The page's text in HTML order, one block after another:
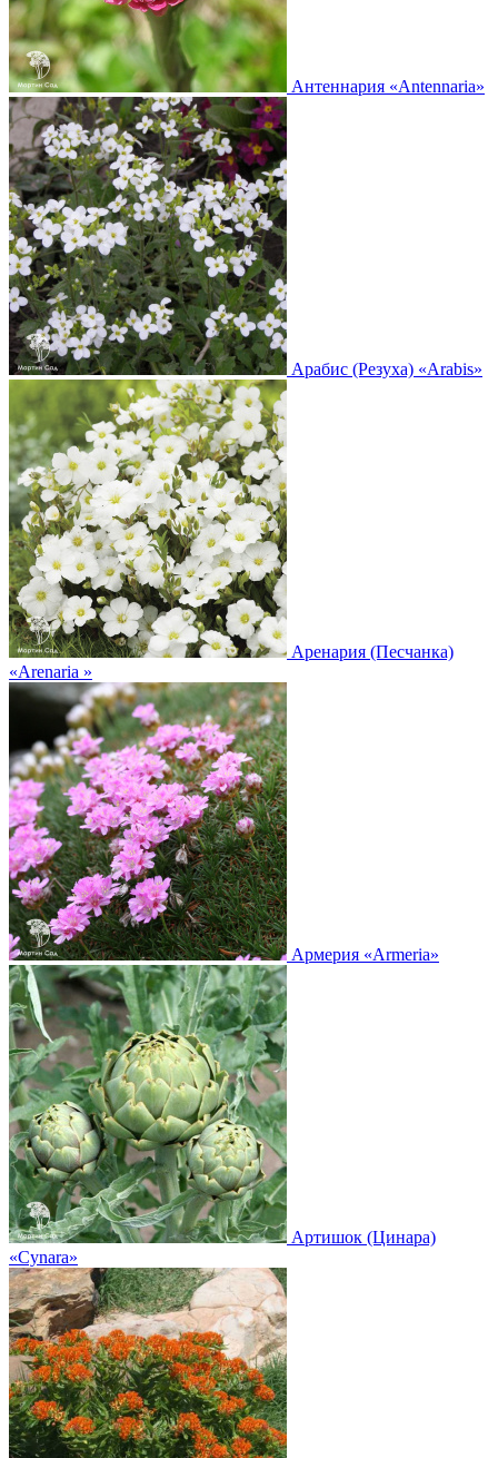
Антеннария «Antennaria»
Арабис (Резуха) «Arabis»
Аренария (Песчанка)
«Arenaria »
Армерия «Armeria»
Артишок (Цинара)
«Cynara»